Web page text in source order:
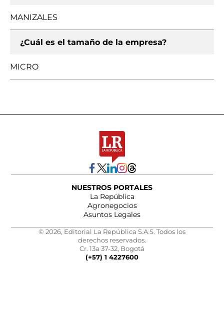
MANIZALES
¿Cuál es el tamaño de la empresa?
MICRO
NUESTROS PORTALES
La República
Agronegocios
Asuntos Legales
© 2026, Editorial La República S.A.S. Todos los
derechos reservados.
Cr. 13a 37-32, Bogotá
(+57) 1 4227600